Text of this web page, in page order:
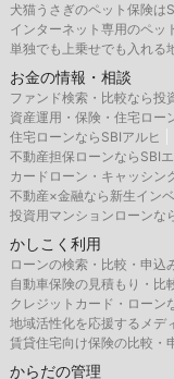
犬猫うさぎのペット保険は
インターネット専用のペッ
単独でも上乗せでも入れる
お金の情報・相談
ファンド検索・比較なら投
資産運用・保険・住宅ロー
住宅ローンならSBIアルヒ
不動産担保ローンならSBI
カードローン・キャッシン
不動産×金融なら新生イン
投資用マンションローンな
かしこく利用
ローンの検索・比較・申込
自動車保険の見積もり・比
クレジットカード・ローン
地域活性化を応援するメデ
賃貸住宅向け保険の比較・
からだの管理